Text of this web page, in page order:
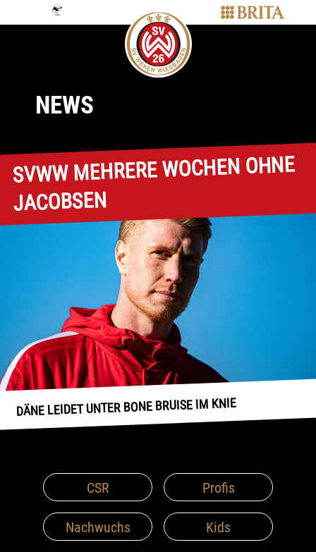
NEWS
SVWW MEHRERE WOCHEN OHNE
JACOBSEN
DÄNE LEIDET UNTER BONE BRUISE IM KNIE
CSR Profis
Nachwuchs Kids